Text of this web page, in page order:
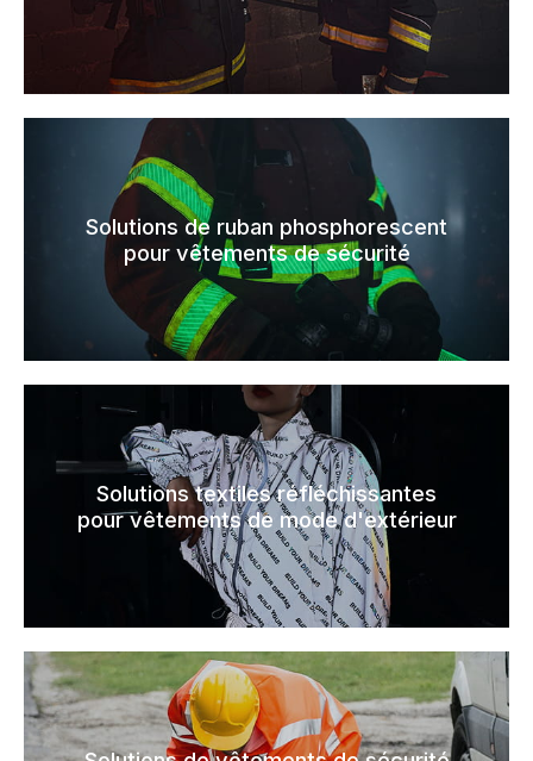
Solutions de ruban phosphorescent
pour vêtements de sécurité
Solutions textiles réfléchissantes
pour vêtements de mode d'extérieur